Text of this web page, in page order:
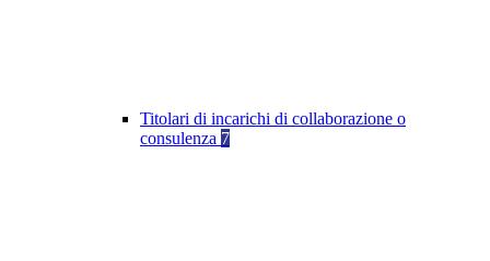
Titolari di incarichi di collaborazione o
consulenza 7